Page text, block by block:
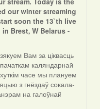
our winter streaming
soon the 13`th live
Brest, W Belarus -
Вам за ціквасць
каляндарнай
часе мы плануем
з гнёздаў сокала-
на галоўнай